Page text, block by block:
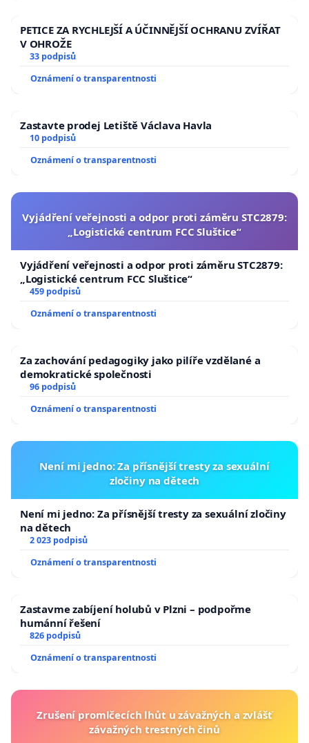
PETICE ZA RYCHLEJŠÍ A ÚČINNĚJŠÍ OCHRANU ZVÍŘAT
V OHROŽE
33 podpisů
Oznámení o transparentnosti
Zastavte prodej Letiště Václava Havla
10 podpisů
Oznámení o transparentnosti
Vyjádření veřejnosti a odpor proti záměru STC2879:
„Logistické centrum FCC Sluštice“
Vyjádření veřejnosti a odpor proti záměru STC2879:
„Logistické centrum FCC Sluštice“
459 podpisů
Oznámení o transparentnosti
Za zachování pedagogiky jako pilíře vzdělané a
demokratické společnosti
96 podpisů
Oznámení o transparentnosti
Není mi jedno: Za přísnější tresty za sexuální
zločiny na dětech
Není mi jedno: Za přísnější tresty za sexuální zločiny
na dětech
2 023 podpisů
Oznámení o transparentnosti
Zastavme zabíjení holubů v Plzni – podpořme
humánní řešení
826 podpisů
Oznámení o transparentnosti
Zrušení promlčecích lhůt u závažných a zvlášť
závažných trestných činů